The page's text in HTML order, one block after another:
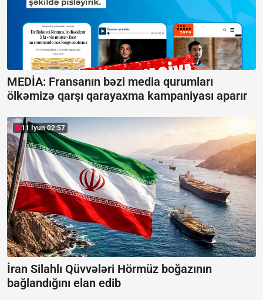
MEDİA: Fransanın bəzi media qurumları
ölkəmizə qarşı qarayaxma kampaniyası aparır
11 İyun 02:57
İran Silahlı Qüvvələri Hörmüz boğazının
bağlandığını elan edib